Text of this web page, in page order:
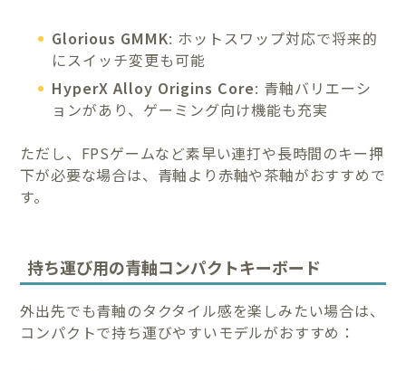
Glorious GMMK: ホットスワップ対応で将来的
にスイッチ変更も可能
HyperX Alloy Origins Core: 青軸バリエーシ
ョンがあり、ゲーミング向け機能も充実
ただし、FPSゲームなど素早い連打や長時間のキー押
下が必要な場合は、青軸より赤軸や茶軸がおすすめで
す。
持ち運び用の青軸コンパクトキーボード
外出先でも青軸のタクタイル感を楽しみたい場合は、
コンパクトで持ち運びやすいモデルがおすすめ：